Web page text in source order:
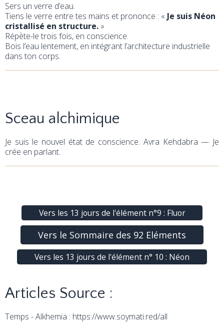
Sers un verre d’eau.
Tiens le verre entre tes mains et prononce : « Je suis Néon
cristallisé en structure. »
Répète-le trois fois, en conscience.
Bois l’eau lentement, en intégrant l’architecture industrielle
dans ton corps.
Sceau alchimique
Je suis le nouvel état de conscience. Avra Kehdabra — Je
crée en parlant.
Vers les 13 jours de l'élément n°9 : Fluor
Vers le Sommaire des 92 Eléments
Vers les 13 jours de l'élément n° 10 : Néon
Articles Source :
Temps - Alkhemia : https://www.soymati.red/all